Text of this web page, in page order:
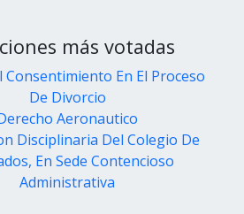
más votadas
Consentimiento En El Proceso
De Divorcio
Aeronautico
Disciplinaria Del Colegio De
En Sede Contencioso
Administrativa